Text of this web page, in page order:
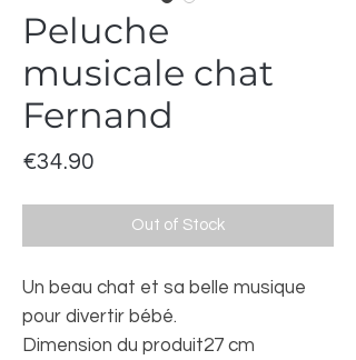
Peluche
musicale chat
Fernand
€34.90
Out of Stock
Un beau chat et sa belle musique
pour divertir bébé.
Dimension du produit27 cm